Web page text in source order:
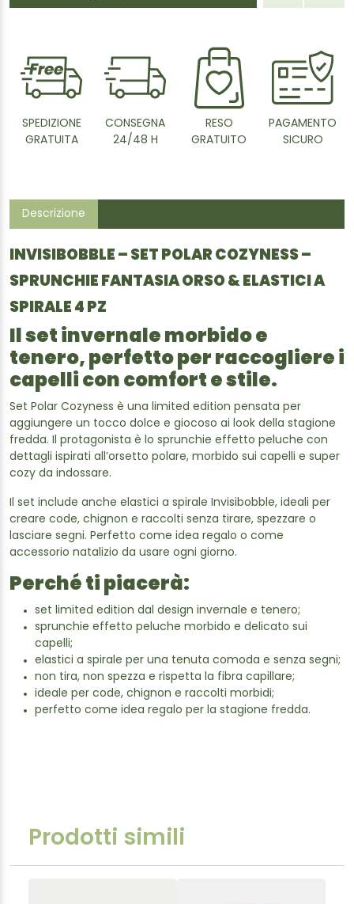
SPEDIZIONE
GRATUITA
CONSEGNA
24/48 H
RESO
GRATUITO
PAGAMENTO
SICURO
Descrizione
INVISIBOBBLE – SET POLAR COZYNESS –
SPRUNCHIE FANTASIA ORSO & ELASTICI A
SPIRALE 4 PZ
Il set invernale morbido e
tenero, perfetto per raccogliere i
capelli con comfort e stile.
Set Polar Cozyness è una limited edition pensata per
aggiungere un tocco dolce e giocoso ai look della stagione
fredda. Il protagonista è lo sprunchie effetto peluche con
dettagli ispirati all’orsetto polare, morbido sui capelli e super
cozy da indossare.
Il set include anche elastici a spirale Invisibobble, ideali per
creare code, chignon e raccolti senza tirare, spezzare o
lasciare segni. Perfetto come idea regalo o come
accessorio natalizio da usare ogni giorno.
Perché ti piacerà:
set limited edition dal design invernale e tenero;
sprunchie effetto peluche morbido e delicato sui
capelli;
elastici a spirale per una tenuta comoda e senza segni;
non tira, non spezza e rispetta la fibra capillare;
ideale per code, chignon e raccolti morbidi;
perfetto come idea regalo per la stagione fredda.
Prodotti simili